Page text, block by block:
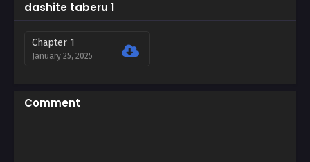
dashite taberu 1
Chapter 1
January 25, 2025
Comment